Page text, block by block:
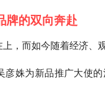
牌的双向奔赴
，而如今随着经济、
姝为新品推广大使